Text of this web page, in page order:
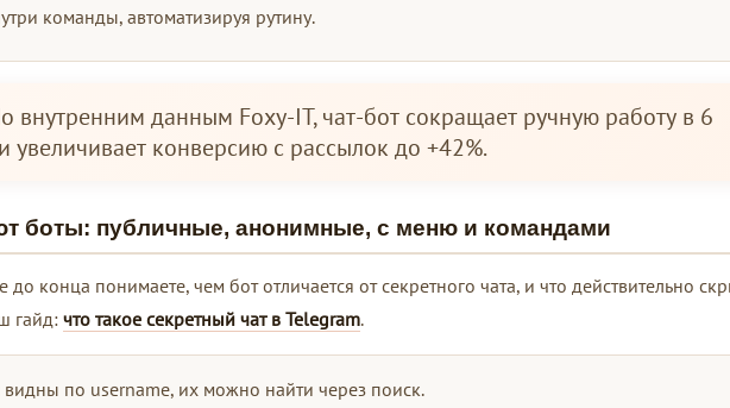
команды, автоматизируя рутину.
внутренним данным Foxy-IT, чат-бот сокращает ручную работу в 6
увеличивает конверсию с рассылок до +42%.
боты: публичные, анонимные, с меню и командами
до конца понимаете, чем бот отличается от секретного чата, и что действительно
гайд:что такое секретный чат в Telegram.
видны по username, их можно найти через поиск.